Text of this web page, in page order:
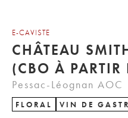
E-CAVISTE
CHÂTEAU
(CBO À
Pessac-Léognan AOC
FLORAL VIN DE